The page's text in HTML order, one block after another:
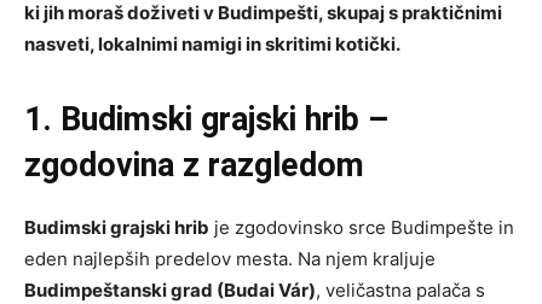
ki jih moraš doživeti v Budimpešti, skupaj s praktičnimi
nasveti, lokalnimi namigi in skritimi kotički.
1. Budimski grajski hrib –
zgodovina z razgledom
Budimski grajski hrib je zgodovinsko srce Budimpešte in
eden najlepših predelov mesta. Na njem kraljuje
Budimpeštanski grad (Budai Vár), veličastna palača s